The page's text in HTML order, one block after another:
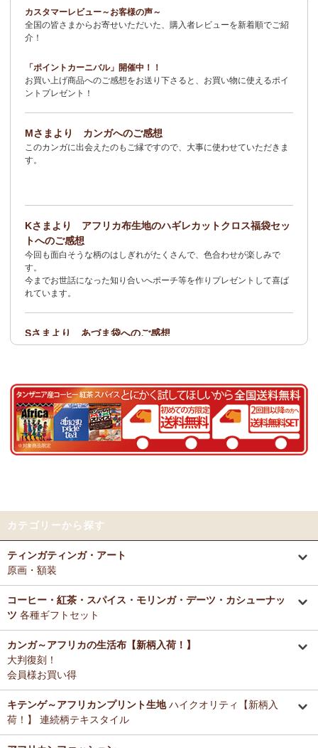
2/4： 長財布L字ファスナー～キテンゲ本革仕立て
～キテンゲ◇ハ
2/3： キテンゲ本革 名刺ケース～キテンゲ◇ハイクオリティ◇で
仕立てた新作登場！『ニッポンの技×アフリカの色』
2/3： オトナの多機能リュック～キテンゲ本革仕立て
ハイクオリティ◇で仕立てた新作登場！『ニッポンの技×アフリカ
の色』
1/19イージーパンツ～美脚ゆるやかブーツカットデザイン～
ンゲ◇ハイクオリティ◇で仕立てた新作登場！『ニッポンの技×ア
フリカの色』
1/19：エコバッグ≪2サイズ展開≫
名ごとに2つのカテゴリーでご紹介します
→ 作家名 A―L
→ 作家名 M―Z
名ごとに2つのカテゴリーでご紹介します
→ 作家名 A―L
→ 作家名 M―Z
1/15：2026年 バラカの福袋≪数量限定で再販決定！≫
～アフリカングッズ満杯～1年間の感謝をこめて
12/25：ステッチVネック ノースリーブブラウス新入荷！～キテ
ンゲ◇ハイクオリティ◇で仕立てた新作登場！
12/25：マサイシュカ アフリカの布ページに新入荷！
マサイ民族のマント 軽くおしゃれなブランケット
12/25：ティンガティンガ・アート～シャターニ（アフリカの精
霊）の作品新入荷！
12/25：
12/20：2026年 バラカの福袋～2025.12/20（土）予約販売開始
～アフリカングッズ満杯～1年間の感謝をこめて
≪数量限定販売
≫
カスタマーレビュー～お客様の声～
全国の皆さまからお寄せいただいた、購入者レビューを新着順でご紹
介！
「ポイントカーニバル」開催中！！
お買い上げ商品へのご感想をお送り下さると、お買い物に使えるポイ
ントプレゼント！
Mさまより カンガへのご感想
このカンガに出会えたのもご縁ですので、大事に使わせていただきま
す。
Kさまより アフリカ布生地のハギレカットクロス福袋セッ
トへのご感想
今回も面白そうな柄のはしぎれがたくさんで、色合わせが楽しみで
す。
今までお世話になった知り合いへポーチ等を作りプレゼントして喜ば
れています。
Sさまより あづま袋へのご感想
とても可愛く、着こなしのアクセントになります。軽くて丈夫なので
Nさまより 乳香フランキンセンスへのご感想
食べてみたくて買いました。青い皮の柑橘系の様な香りと木の様な形
容し難い香りがする、なんとも言えない香りです。
好きとか嫌いとかいう感覚よりも急に眠くなって来たので、リラック
スしているのを感じます。なんとなく、良いなぁ。
Tさまより カンガへのご感想
テーブルクロスとして使用中。大きさが少し違っていたりちょっと曲
っかりした良い生地です。一番心配だった洗濯ですが、ネットに入れ
て手洗いモードで洗濯機にかけ、終わったらすぐ干し、うちの場合は
色落ち、色移りなく大丈夫でした。洗濯ジワも殆どない（個人の感想
です！）のでノーアイロンで使用しています。
リビングが無地だらけなので、カンガのデザインがいいアクセントに
なりちょっと素敵空間に。
います。
Tさまより アジュワ・デーツへのご感想
高級ドライフルーツ、安価で買えてうれしいです。
カテゴリーから探す
ティンガティンガ・アート
原画・額装
コーヒー・紅茶・スパイス・モリンガ・デーツ・カシューナッ
ツ 各種ギフトセット
カンガ～アフリカの生活布【新柄入荷！】
大判復刻！
会員様お買い得
キテンゲ～アフリカンプリント生地ハイクオリティ【新柄入
荷！】 連続柄テキスタイル